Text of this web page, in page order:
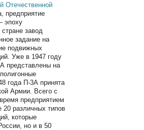
Отечественной
предприятие
эпоху
завод
задание на
подвижных
Уже в 1947 году
представлены на
года П-3А принята
Армии. Всего с
предприятием
различных типов
которые
но и в 50